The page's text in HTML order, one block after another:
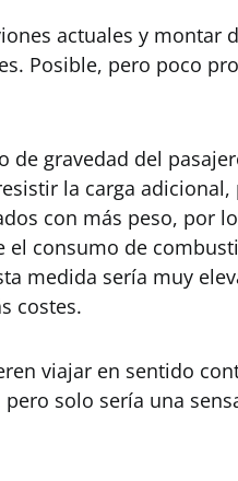
actuales y montar
Posible, pero poco
de gravedad del
la carga
con más peso, por
consumo de
medida sería muy
costes.
viajar en sentido
solo sería una